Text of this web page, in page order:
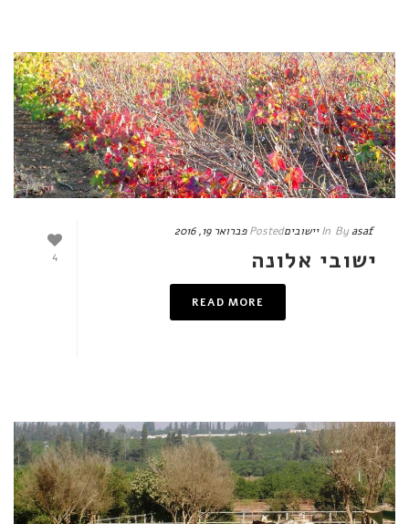
4
Byasaf
In יישוביםPosted פברואר 19, 2016
ישובי אלונה
READ MORE